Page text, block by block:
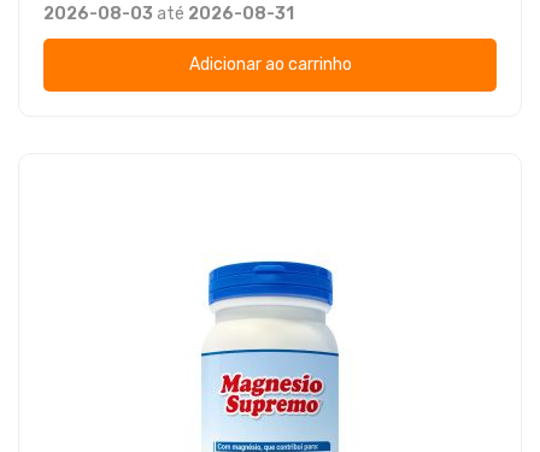
2026-08-03 até 2026-08-31
Adicionar ao carrinho